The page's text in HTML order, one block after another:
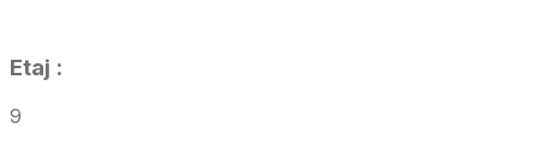
Etaj :
9